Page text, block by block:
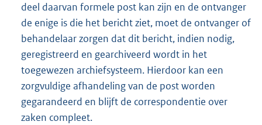
deel daarvan formele post kan zijn en de ontvanger
de enige is die het bericht ziet, moet de ontvanger of
behandelaar zorgen dat dit bericht, indien nodig,
geregistreerd en gearchiveerd wordt in het
toegewezen archiefsysteem. Hierdoor kan een
zorgvuldige afhandeling van de post worden
gegarandeerd en blijft de correspondentie over
zaken compleet.